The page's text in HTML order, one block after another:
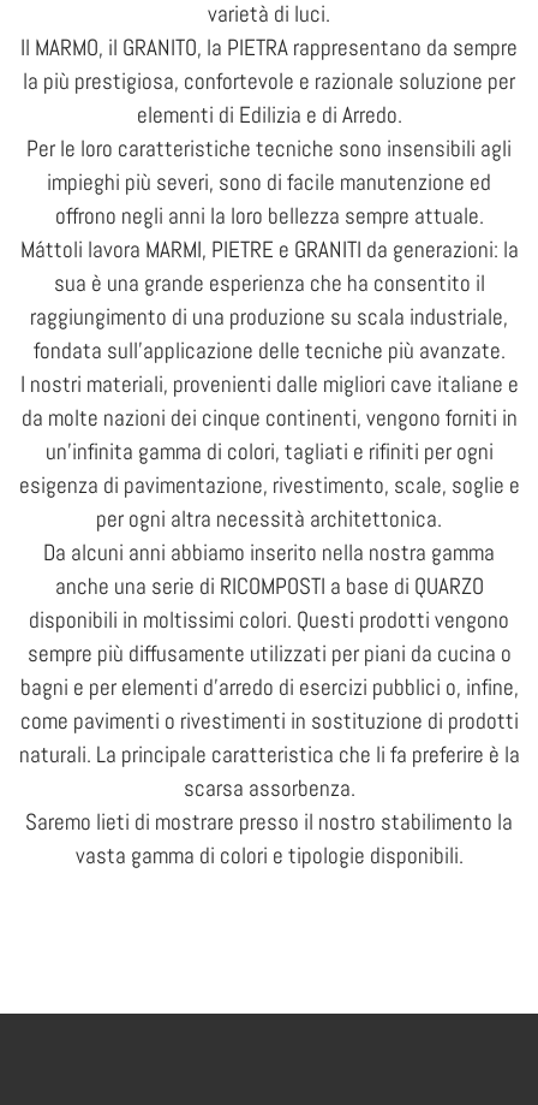
varietà di luci.
Il MARMO, il GRANITO, la PIETRA rappresentano da sempre
la più prestigiosa, confortevole e razionale soluzione per
elementi di Edilizia e di Arredo.
Per le loro caratteristiche tecniche sono insensibili agli
impieghi più severi, sono di facile manutenzione ed
offrono negli anni la loro bellezza sempre attuale.
Máttoli lavora MARMI, PIETRE e GRANITI da generazioni: la
sua è una grande esperienza che ha consentito il
raggiungimento di una produzione su scala industriale,
fondata sull’applicazione delle tecniche più avanzate.
I nostri materiali, provenienti dalle migliori cave italiane e
da molte nazioni dei cinque continenti, vengono forniti in
un’infinita gamma di colori, tagliati e rifiniti per ogni
esigenza di pavimentazione, rivestimento, scale, soglie e
per ogni altra necessità architettonica.
Da alcuni anni abbiamo inserito nella nostra gamma
anche una serie di RICOMPOSTI a base di QUARZO
disponibili in moltissimi colori. Questi prodotti vengono
sempre più diffusamente utilizzati per piani da cucina o
bagni e per elementi d’arredo di esercizi pubblici o, infine,
come pavimenti o rivestimenti in sostituzione di prodotti
naturali. La principale caratteristica che li fa preferire è la
scarsa assorbenza.
Saremo lieti di mostrare presso il nostro stabilimento la
vasta gamma di colori e tipologie disponibili.